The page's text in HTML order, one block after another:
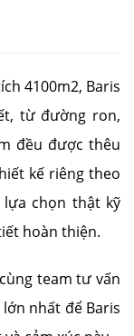
4100m2, Baris
từ đường ron,
đều được thêu
kế riêng theo
lựa chọn thật kỹ
hoàn thiện.
team tư vấn
nhất để Baris